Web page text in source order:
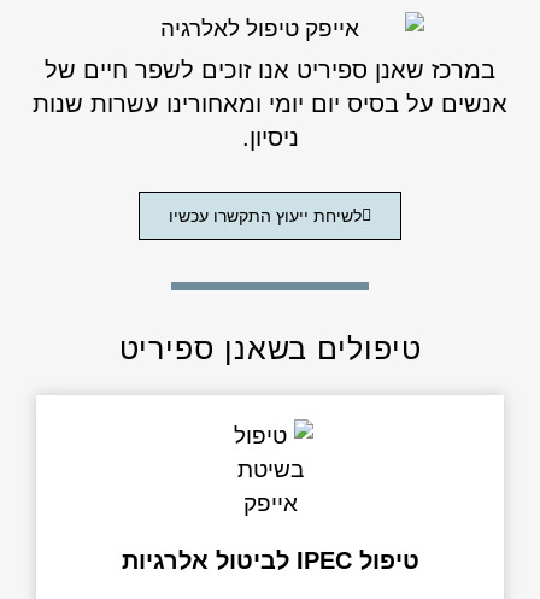
שאנן ספיריט אנו זוכים לשפר חיים של
על בסיס יום יומי ומאחורינו עשרות שנות
לשיחת ייעוץ התקשרו עכשיו
טיפולים בשאנן ספיריט